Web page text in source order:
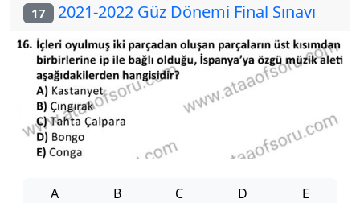
17 2021-2022 Güz Dönemi Final Sınavı
A B C D E